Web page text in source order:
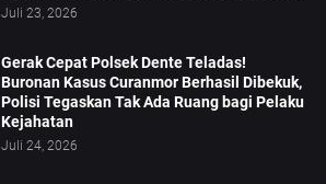
Juli 23, 2026
Gerak Cepat Polsek Dente Teladas!
Buronan Kasus Curanmor Berhasil Dibekuk,
Polisi Tegaskan Tak Ada Ruang bagi Pelaku
Kejahatan
Juli 24, 2026